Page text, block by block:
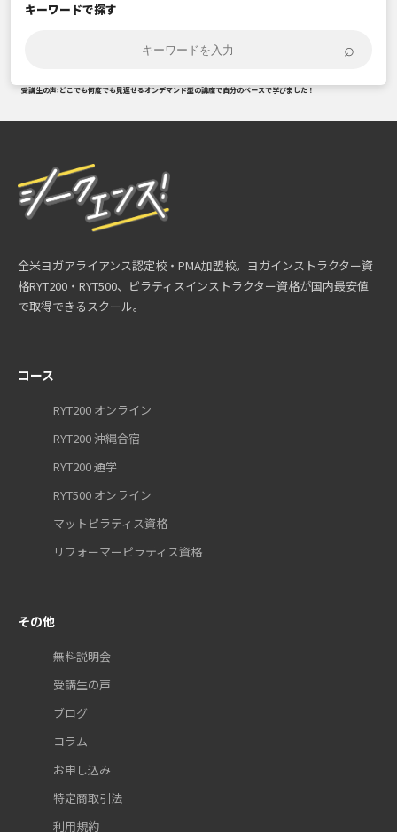
キーワードで探す
⌕
受講生の声›どこでも何度でも見返せるオンデマンド型の講座で自分のペースで学びました！
全米ヨガアライアンス認定校・PMA加盟校。ヨガインストラクター資
格RYT200・RYT500、ピラティスインストラクター資格が国内最安値
で取得できるスクール。
コース
RYT200 オンライン
RYT200 沖縄合宿
RYT200 通学
RYT500 オンライン
マットピラティス資格
リフォーマーピラティス資格
その他
無料説明会
受講生の声
ブログ
コラム
お申し込み
特定商取引法
利用規約